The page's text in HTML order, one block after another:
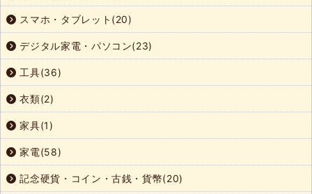
スマホ・タブレット(20)
デジタル家電・パソコン(23)
工具(36)
衣類(2)
家具(1)
家電(58)
記念硬貨・コイン・古銭・貨幣(20)